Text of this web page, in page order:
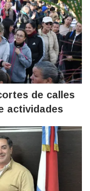
de calles
actividades